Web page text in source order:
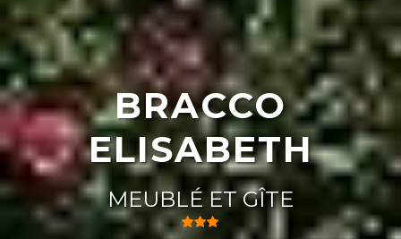
BRACCO
ELISABETH
MEUBLÉ ET GÎTE